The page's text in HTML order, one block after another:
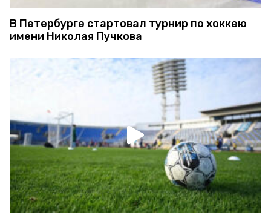
В Петербурге стартовал турнир по хоккею
имени Николая Пучкова